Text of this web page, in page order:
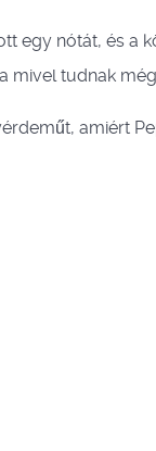
egy nótát, és a
mivel tudnak
amiért